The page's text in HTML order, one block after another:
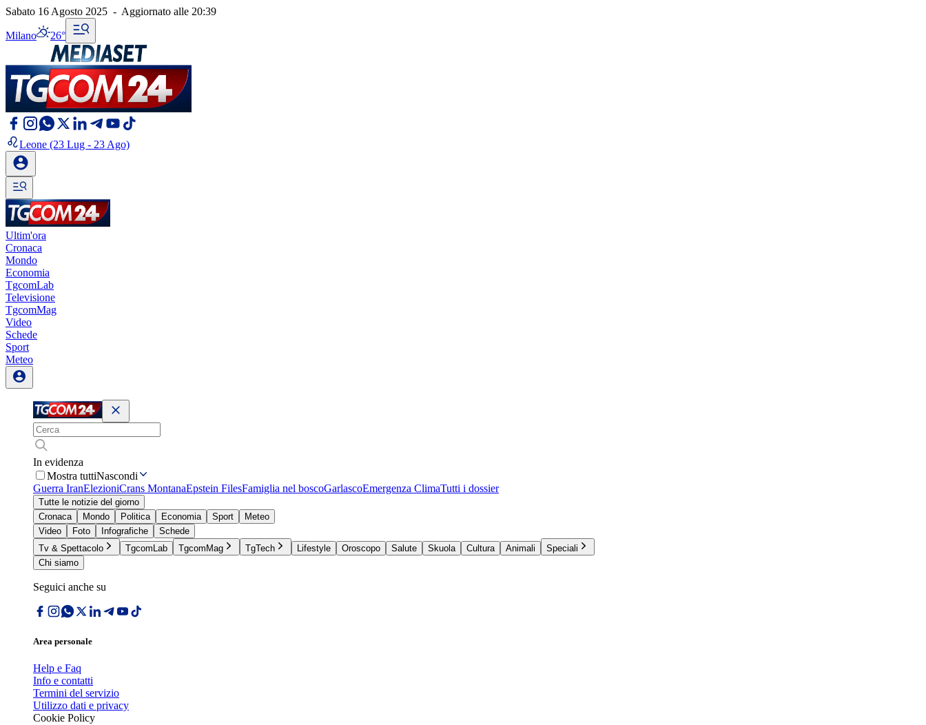
Sabato 16 Agosto 2025 - Aggiornato alle 20:39
Milano 26°
Leone (23 Lug - 23 Ago)
Ultim'ora
Cronaca
Mondo
Economia
TgcomLab
Televisione
TgcomMag
Video
Schede
Sport
Meteo
In evidenza
Mostra tuttiNascondi
Guerra IranElezioniCrans MontanaEpstein FilesFamiglia nel boscoGarlascoEmergenza ClimaTutti i dossier
Tutte le notizie del giorno
Cronaca
Mondo Politica Economia Sport
Meteo
Video
Foto Infografiche
Schede
Tv & Spettacolo
TgcomLab TgcomMag TgTech Lifestyle Oroscopo Salute Skuola Cultura Animali
Speciali
Chi siamo
Seguici anche su
Area personale
Help e Faq
Info e contatti
Termini del servizio
Utilizzo dati e privacy
Cookie Policy